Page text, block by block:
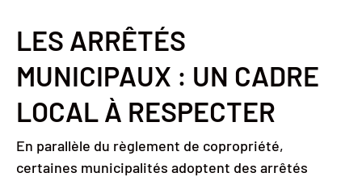
LES ARRÊTÉS
MUNICIPAUX : UN CADRE
LOCAL À RESPECTER
En parallèle du règlement de copropriété,
certaines municipalités adoptent des arrêtés